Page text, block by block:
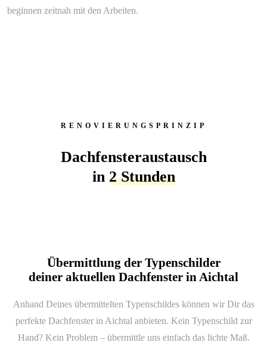
beginnen zeitnah mit den Arbeiten.
RENOVIERUNGSPRINZIP
Dachfensteraustausch
in 2 Stunden
Übermittlung der Typenschilder
deiner aktuellen Dachfenster in Aichtal
Anhand Deines übermittelten Typenschildes können wir Dir das
perfekte Dachfenster in Aichtal anbieten. Kein Typenschild zur
Hand? Kein Problem – übermittle uns einfach das lichte Maß.